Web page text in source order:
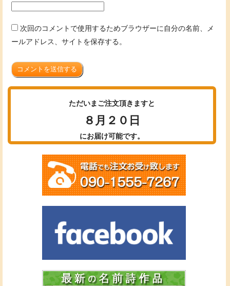
次回のコメントで使用するためブラウザーに自分の名前、メ
ールアドレス、サイトを保存する。
コメントを送信する
ただいまご注文頂きますと
８月２０日
にお届け可能です。